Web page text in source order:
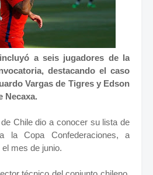
a seis jugadores de la
destacando el caso
Vargas de Tigres y Edson
Necaxa.
Chile dio a conocer su lista de
la Copa Confederaciones, a
mes de junio.